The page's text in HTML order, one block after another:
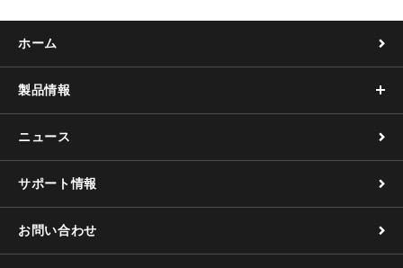
ホーム
製品情報
ニュース
サポート情報
お問い合わせ